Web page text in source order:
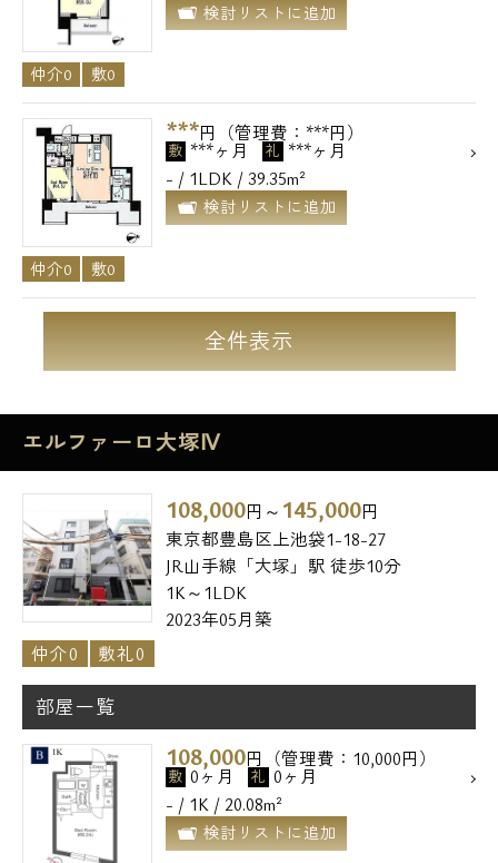
検討リストに追加
仲介0 敷0
***円（管理費：***円）
敷 ***ヶ月 礼 ***ヶ月
- / 1LDK / 39.35m²
検討リストに追加
仲介0 敷0
全件表示
エルファーロ大塚Ⅳ
108,000円～ 145,000円
東京都豊島区上池袋1-18-27
JR山手線「大塚」駅 徒歩10分
1K～1LDK
2023年05月築
仲介0
敷礼0
部屋一覧
108,000円（管理費：10,000円）
敷 0ヶ月 礼 0ヶ月
- / 1K / 20.08m²
検討リストに追加